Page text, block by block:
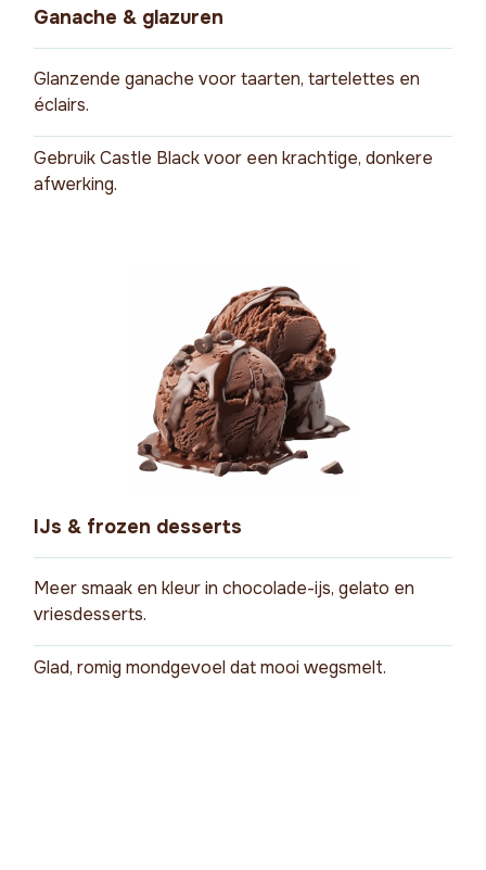
Ganache & glazuren
Glanzende ganache voor taarten, tartelettes en
éclairs.
Gebruik Castle Black voor een krachtige, donkere
afwerking.
IJs & frozen desserts
Meer smaak en kleur in chocolade-ijs, gelato en
vriesdesserts.
Glad, romig mondgevoel dat mooi wegsmelt.